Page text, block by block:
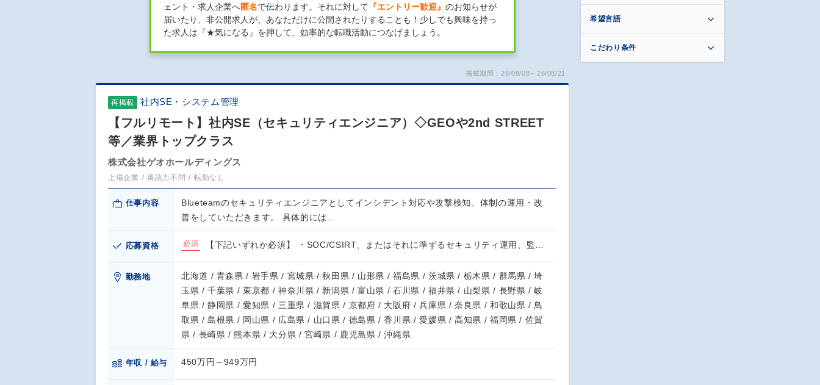
ェント・求人企業へ匿名で伝わります。それに対して 『エントリー歓迎』 のお知らせが
届いたり、非公開求人が、あなただけに公開されたりすることも！少しでも興味を持っ
た求人は『★気になる』を押して、効率的な転職活動につなげましょう。
掲載期間：26/08/08～26/08/21
再掲載 社内SE・システム管理
【フルリモート】社内SE（セキュリティエンジニア）◇GEOや2nd STREET
等／業界トップクラス
株式会社ゲオホールディングス
上場企業 英語力不問 転勤なし
仕事内容
Blueteamのセキュリティエンジニアとしてインシデント対応や攻撃検知、体制の運用・改
善をしていただきます。 具体的には…
応募資格 必須 【下記いずれか必須】 ・SOC/CSIRT、またはそれに準ずるセキュリティ運用、監…
勤務地
北海道 / 青森県 / 岩手県 / 宮城県 / 秋田県 / 山形県 / 福島県 / 茨城県 / 栃木県 / 群馬県 / 埼
玉県 / 千葉県 / 東京都 / 神奈川県 / 新潟県 / 富山県 / 石川県 / 福井県 / 山梨県 / 長野県 / 岐
阜県 / 静岡県 / 愛知県 / 三重県 / 滋賀県 / 京都府 / 大阪府 / 兵庫県 / 奈良県 / 和歌山県 / 鳥
取県 / 島根県 / 岡山県 / 広島県 / 山口県 / 徳島県 / 香川県 / 愛媛県 / 高知県 / 福岡県 / 佐賀
県 / 長崎県 / 熊本県 / 大分県 / 宮崎県 / 鹿児島県 / 沖縄県
年収 / 給与 450万円～949万円
希望言語
こだわり条件